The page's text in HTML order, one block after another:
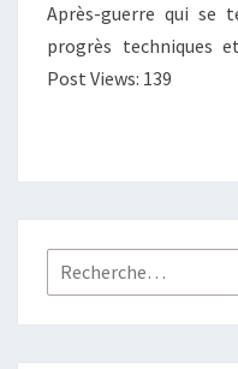
Après-guerre qui se
progrès techniques
Post Views: 139
Rechercher :